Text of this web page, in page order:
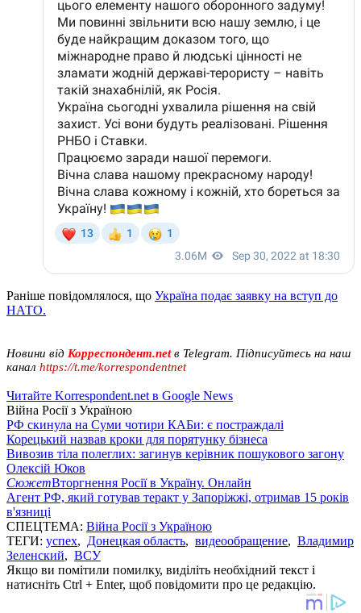
Раніше повідомлялося, що Україна подає заявку на вступ до
НАТО.
Новини від Корреспондент.netв Telegram. Підписуйтесь на наш
канал https://t.me/korrespondentnet
Читайте Korrespondent.net в Google News
Війна Росії з Україною
РФ скинула на Суми чотири КАБи: є постраждалі
Корецький назвав кроки для порятунку бізнеса
Вивозив тіла полеглих: загинув керівник пошукового загону
Олексій Юков
СюжетВторгнення Росії в Україну. Онлайн
Агент РФ, який готував теракт у Запоріжжі, отримав 15 років
в'язниці
СПЕЦТЕМА: Війна Росії з Україною
ТЕГИ: успех, Донецкая область, видеообращение, Владимир
Зеленский, ВСУ
Якщо ви помітили помилку, виділіть необхідний текст і
натисніть Ctrl + Enter, щоб повідомити про це редакцію.